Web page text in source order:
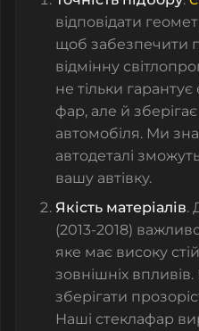
відповідати
щоб забезпечити
відмінну
не тільки
фар, але й
автомобіля. Ми
автодеталі
вашу автівку.
Якість матеріалів.
(2013-2018)
яке має високу
зовнішніх
зберігати
Наші стеклафар